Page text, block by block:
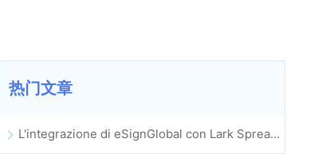
热门文章
L'integrazione di eSignGlobal con Lark Spreadsheet è ufficialmente online: firma e archiviazione automatica completa dei contratti elettronici